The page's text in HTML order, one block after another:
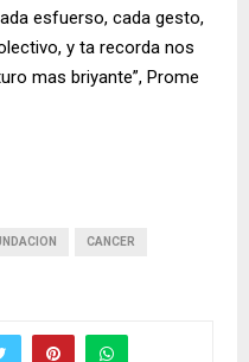
esfuerso, cada gesto,
y ta recorda nos
mas briyante”, Prome
CANCER